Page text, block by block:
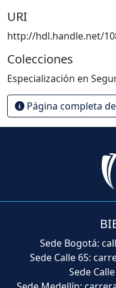
URI
http://hdl.handle.net/
Colecciones
Especialización en
Página completa
Sede Bogotá:
Sede Calle 65:
Sede